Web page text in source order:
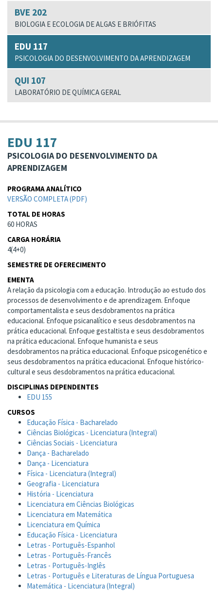
BVE 202
BIOLOGIA E ECOLOGIA DE ALGAS E BRIÓFITAS
EDU 117
PSICOLOGIA DO DESENVOLVIMENTO DA APRENDIZAGEM
QUI 107
LABORATÓRIO DE QUÍMICA GERAL
EDU 117
PSICOLOGIA DO DESENVOLVIMENTO DA
APRENDIZAGEM
PROGRAMA ANALÍTICO
VERSÃO COMPLETA (PDF)
TOTAL DE HORAS
60 HORAS
CARGA HORÁRIA
4(4+0)
SEMESTRE DE OFERECIMENTO
EMENTA
A relação da psicologia com a educação. Introdução ao estudo dos
processos de desenvolvimento e de aprendizagem. Enfoque
comportamentalista e seus desdobramentos na prática
educacional. Enfoque psicanalítico e seus desdobramentos na
prática educacional. Enfoque gestaltista e seus desdobramentos
na prática educacional. Enfoque humanista e seus
desdobramentos na prática educacional. Enfoque psicogenético e
seus desdobramentos na prática educacional. Enfoque histórico-
cultural e seus desdobramentos na prática educacional.
DISCIPLINAS DEPENDENTES
EDU 155
CURSOS
Educação Física - Bacharelado
Ciências Biológicas - Licenciatura (Integral)
Ciências Sociais - Licenciatura
Dança - Bacharelado
Dança - Licenciatura
Física - Licenciatura (Integral)
Geografia - Licenciatura
História - Licenciatura
Licenciatura em Ciências Biológicas
Licenciatura em Matemática
Licenciatura em Química
Educação Física - Licenciatura
Letras - Português-Espanhol
Letras - Português-Francês
Letras - Português-Inglês
Letras - Português e Literaturas de Língua Portuguesa
Matemática - Licenciatura (Integral)